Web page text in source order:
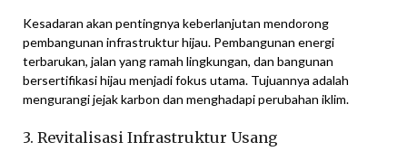
Kesadaran akan pentingnya keberlanjutan mendorong
pembangunan infrastruktur hijau. Pembangunan energi
terbarukan, jalan yang ramah lingkungan, dan bangunan
bersertifikasi hijau menjadi fokus utama. Tujuannya adalah
mengurangi jejak karbon dan menghadapi perubahan iklim.
3. Revitalisasi Infrastruktur Usang